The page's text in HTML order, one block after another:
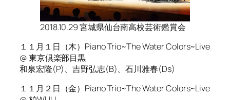
2018.10.29 宮城県仙台南高校芸術鑑賞会
１１月１日（木）Piano Trio~The Water Colors~Live
@ 東京倶楽部目黒
和泉宏隆(P)、吉野弘志(B)、石川雅春(Ds)
１１月２日（金）Piano Trio~The Water Colors~Live